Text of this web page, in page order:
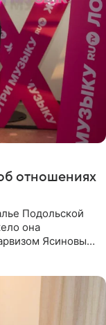
отношениях
Подольской
она
Ясиновым.